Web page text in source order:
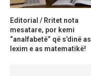
Editorial / Rritet nota
mesatare, por kemi
“analfabetë” që s’dinë as
lexim e as matematikë!